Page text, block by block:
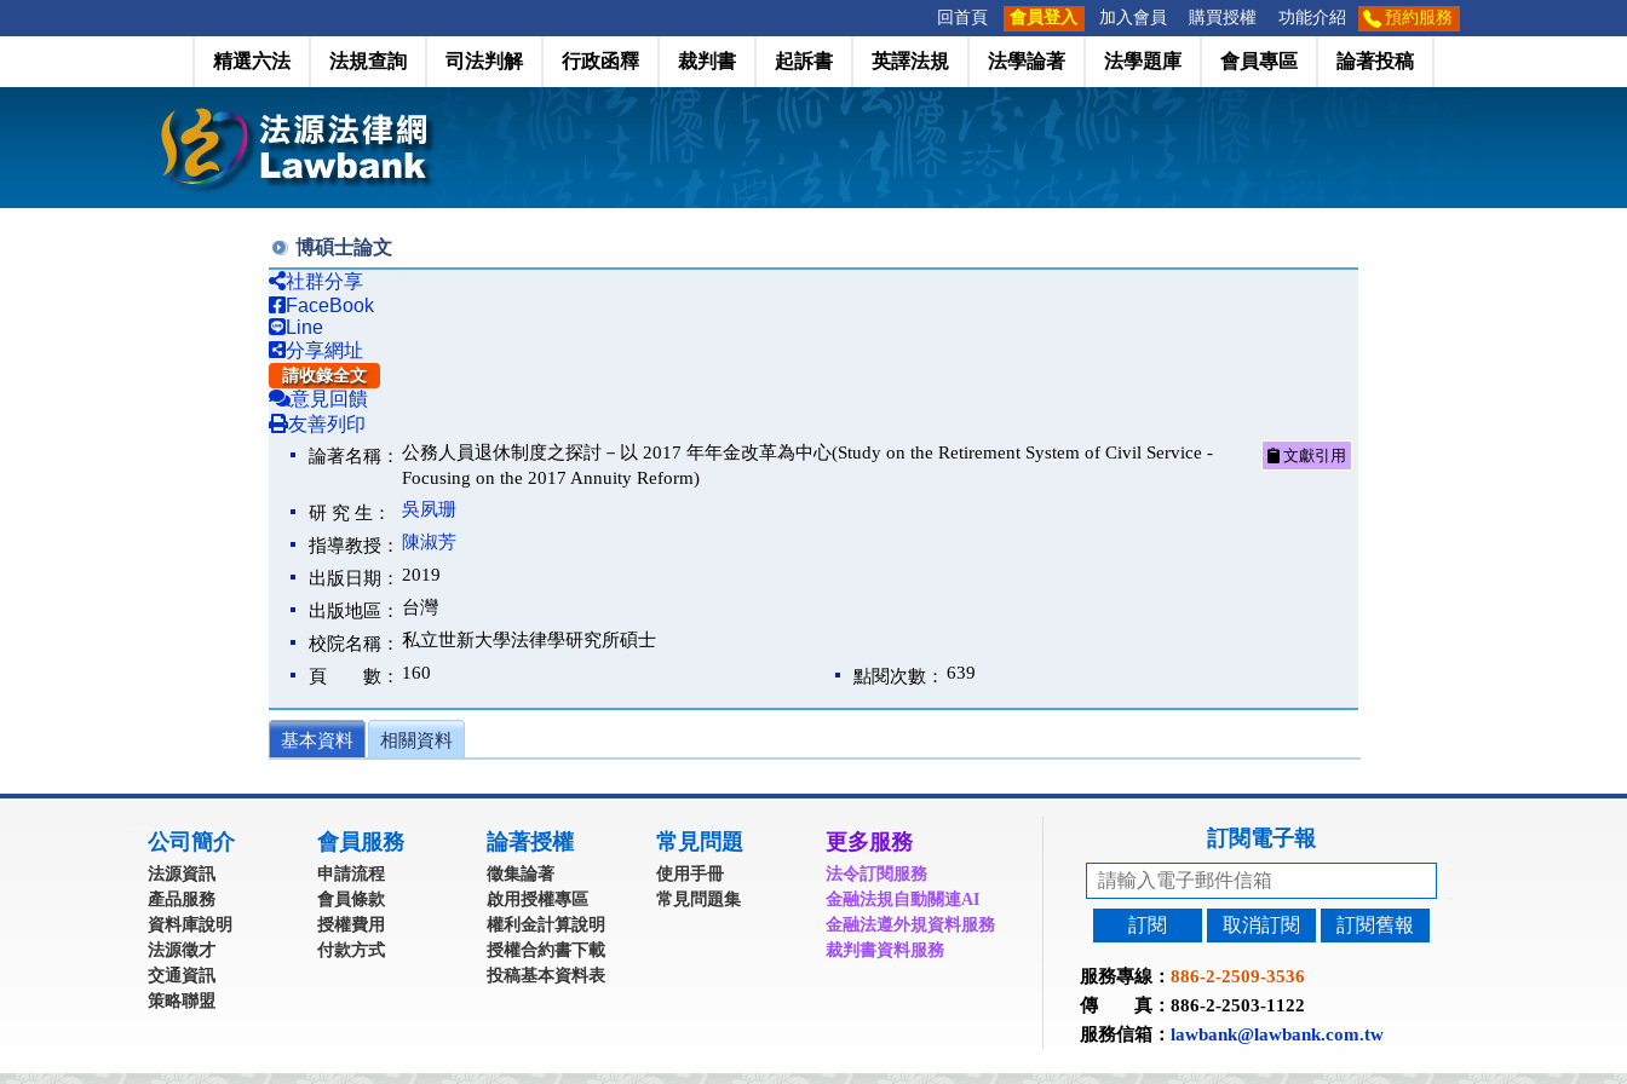
回首頁 會員登入 加入會員 購買授權 功能介紹 預約服務
精選六法 法規查詢 司法判解 行政函釋 裁判書 起訴書 英譯法規 法學論著 法學題庫 會員專區 論著投稿
博碩士論文
社群分享
FaceBook
Line
分享網址
請收錄全文
意見回饋
友善列印
論著名稱： 公務人員退休制度之探討－以 2017 年年金改革為中心(Study on the Retirement System of Civil Service -
Focusing on the 2017 Annuity Reform)
文獻引用
研 究 生：
吳夙珊
指導教授：
陳淑芳
出版日期： 2019
出版地區： 台灣
校院名稱： 私立世新大學法律學研究所碩士
頁 數： 160 點閱次數： 639
基本資料 相關資料
公司簡介
法源資訊
產品服務
資料庫說明
法源徵才
交通資訊
策略聯盟
會員服務
申請流程
會員條款
授權費用
付款方式
論著授權
徵集論著
啟用授權專區
權利金計算說明
授權合約書下載
投稿基本資料表
常見問題
使用手冊
常見問題集
更多服務
法令訂閱服務
金融法規自動關連AI
金融法遵外規資料服務
裁判書資料服務
訂閱電子報
訂閱 取消訂閱 訂閱舊報
服務專線： 886-2-2509-3536
傳 真：886-2-2503-1122
服務信箱： lawbank@lawbank.com.tw